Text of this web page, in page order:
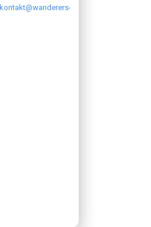
kontakt@wanderers-